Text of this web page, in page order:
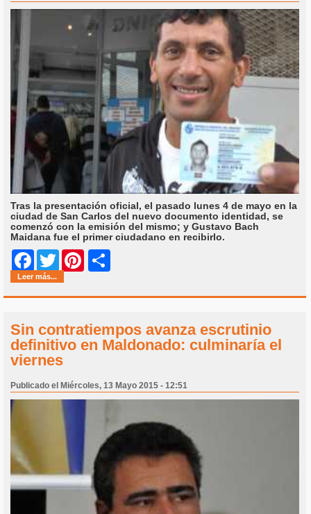
Tras la presentación oficial, el pasado lunes 4 de mayo en la
ciudad de San Carlos del nuevo documento identidad, se
comenzó con la emisión del mismo; y Gustavo Bach
Maidana fue el primer ciudadano en recibirlo.
Facebook
Twitter Pinterest
Leer más...
Sin contratiempos avanza escrutinio
definitivo en Maldonado: culminaría el
viernes
Publicado el Miércoles, 13 Mayo 2015 - 12:51